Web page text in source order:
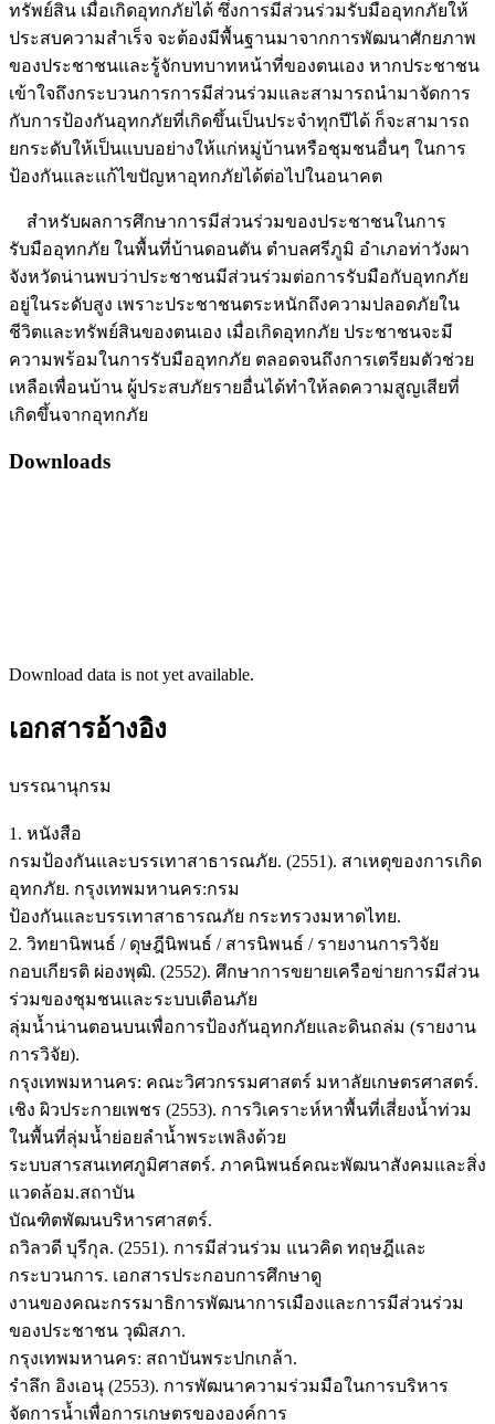
ทรัพย์สิน เมื่อเกิดอุทกภัยได้ ซึ่งการมีส่วนร่วมรับมืออุทกภัยให้
ประสบความสำเร็จ จะต้องมีพื้นฐานมาจากการพัฒนาศักยภาพ
ของประชาชนและรู้จักบทบาทหน้าที่ของตนเอง หากประชาชน
เข้าใจถึงกระบวนการการมีส่วนร่วมและสามารถนำมาจัดการ
กับการป้องกันอุทกภัยที่เกิดขึ้นเป็นประจำทุกปีได้ ก็จะสามารถ
ยกระดับให้เป็นแบบอย่างให้แก่หมู่บ้านหรือชุมชนอื่นๆ ในการ
ป้องกันและแก้ไขปัญหาอุทกภัยได้ต่อไปในอนาคต
สำหรับผลการศึกษาการมีส่วนร่วมของประชาชนในการ
รับมืออุทกภัย ในพื้นที่บ้านดอนตัน ตำบลศรีภูมิ อำเภอท่าวังผา
จังหวัดน่านพบว่าประชาชนมีส่วนร่วมต่อการรับมือกับอุทกภัย
อยู่ในระดับสูง เพราะประชาชนตระหนักถึงความปลอดภัยใน
ชีวิตและทรัพย์สินของตนเอง เมื่อเกิดอุทกภัย ประชาชนจะมี
ความพร้อมในการรับมืออุทกภัย ตลอดจนถึงการเตรียมตัวช่วย
เหลือเพื่อนบ้าน ผู้ประสบภัยรายอื่นได้ทำให้ลดความสูญเสียที่
เกิดขึ้นจากอุทกภัย
Downloads
Download data is not yet available.
เอกสารอ้างอิง
บรรณานุกรม
1. หนังสือ
กรมป้องกันและบรรเทาสาธารณภัย. (2551). สาเหตุของการเกิด
อุทกภัย. กรุงเทพมหานคร:กรม
ป้องกันและบรรเทาสาธารณภัย กระทรวงมหาดไทย.
2. วิทยานิพนธ์ / ดุษฎีนิพนธ์ / สารนิพนธ์ / รายงานการวิจัย
กอบเกียรติ ผ่องพุฒิ. (2552). ศึกษาการขยายเครือข่ายการมีส่วน
ร่วมของชุมชนและระบบเตือนภัย
ลุ่มน้ำน่านตอนบนเพื่อการป้องกันอุทกภัยและดินถล่ม (รายงาน
การวิจัย).
กรุงเทพมหานคร: คณะวิศวกรรมศาสตร์ มหาลัยเกษตรศาสตร์.
เชิง ผิวประกายเพชร (2553). การวิเคราะห์หาพื้นที่เสี่ยงน้ำท่วม
ในพื้นที่ลุ่มน้ำย่อยลำน้ำพระเพลิงด้วย
ระบบสารสนเทศภูมิศาสตร์. ภาคนิพนธ์คณะพัฒนาสังคมและสิ่ง
แวดล้อม.สถาบัน
บัณฑิตพัฒนบริหารศาสตร์.
ถวิลวดี บุรีกุล. (2551). การมีส่วนร่วม แนวคิด ทฤษฎีและ
กระบวนการ. เอกสารประกอบการศึกษาดู
งานของคณะกรรมาธิการพัฒนาการเมืองและการมีส่วนร่วม
ของประชาชน วุฒิสภา.
กรุงเทพมหานคร: สถาบันพระปกเกล้า.
รำลึก อิงเอนุ (2553). การพัฒนาความร่วมมือในการบริหาร
จัดการน้ำเพื่อการเกษตรขององค์การ